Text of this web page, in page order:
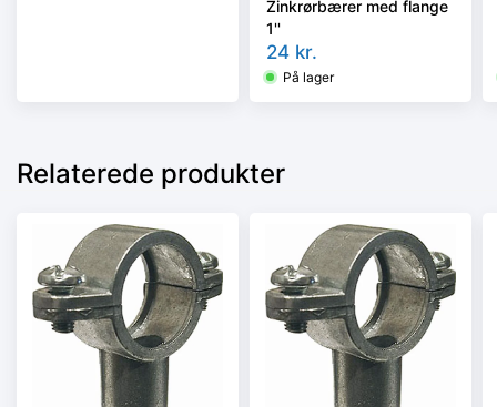
Zinkrørbærer med flange
1''
24 kr.
På lager
Relaterede produkter